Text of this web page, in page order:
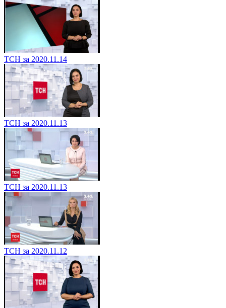
ТСН за 2020.11.14
ТСН за 2020.11.13
ТСН за 2020.11.13
ТСН за 2020.11.12